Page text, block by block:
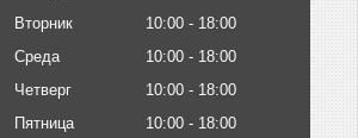
Вторник
10:00
18:00
Среда
10:00
18:00
Четверг
10:00
18:00
Пятница
10:00
18:00